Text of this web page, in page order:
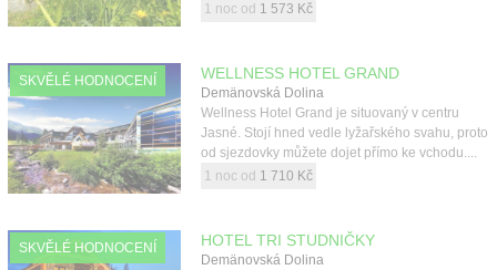
1 noc od 1 573 Kč
SKVĚLÉ HODNOCENÍ WELLNESS HOTEL GRAND
Demänovská Dolina
Wellness Hotel Grand je situovaný v centru
Jasné. Stojí hned vedle lyžařského svahu, proto
od sjezdovky můžete dojet přímo ke vchodu....
1 noc od 1 710 Kč
SKVĚLÉ HODNOCENÍ HOTEL TRI STUDNIČKY
Demänovská Dolina